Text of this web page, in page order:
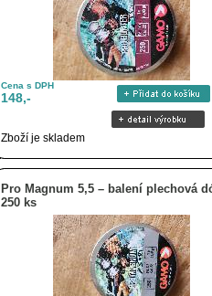
Cena s DPH
148,-
Zboží je skladem
Pro Magnum 5,5 – balení plechová
250 ks